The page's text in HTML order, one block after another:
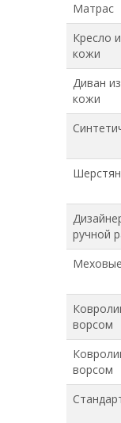
Матрас
Кресло
кожи
Диван
кожи
ручной
ворсом
ворсом